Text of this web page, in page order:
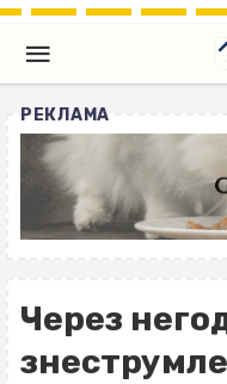
РЕКЛАМА
Через